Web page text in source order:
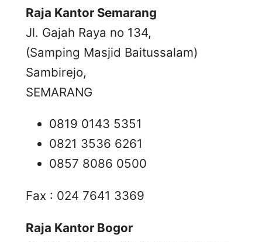
Raja Kantor Semarang
Jl. Gajah Raya no 134,
(Samping Masjid Baitussalam)
Sambirejo,
SEMARANG
0819 0143 5351
0821 3536 6261
0857 8086 0500
Fax : 024 7641 3369
Raja Kantor Bogor